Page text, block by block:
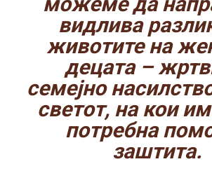
видлива
животите на
децата –
семејно
светот, на кои
потребна
заштита.